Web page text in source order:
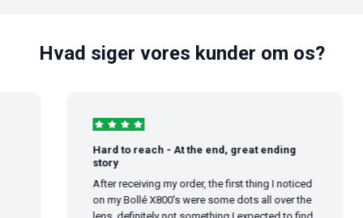
Hvad siger vores kunder om os?
Hard to reach - At the end, great ending
story
After receiving my order, the first thing I noticed
on my Bollé X800's were some dots all over the